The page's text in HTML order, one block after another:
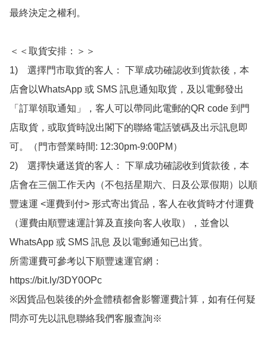
最終決定之權利。
＜＜取貨安排：＞＞
1)　選擇門市取貨的客人： 下單成功確認收到貨款後，本
店會以WhatsApp 或 SMS 訊息通知取貨，及以電郵發出
「訂單領取通知」，客人可以帶同此電郵的QR code 到門
店取貨，或取貨時說出閣下的聯絡電話號碼及出示訊息即
可。（門市營業時間: 12:30pm-9:00PM）
2)　選擇快遞送貨的客人： 下單成功確認收到貨款後，本
店會在三個工作天內（不包括星期六、日及公眾假期）以順
豐速運 <運費到付> 形式寄出貨品，客人在收貨時才付運費
（運費由順豐速運計算及直接向客人收取），並會以
WhatsApp 或 SMS 訊息 及以電郵通知已出貨。
所需運費可參考以下順豐速運官網：
https://bit.ly/3DY0OPc
※因貨品包裝後的外盒體積都會影響運費計算，如有任何疑
問亦可先以訊息聯絡我們客服查詢※